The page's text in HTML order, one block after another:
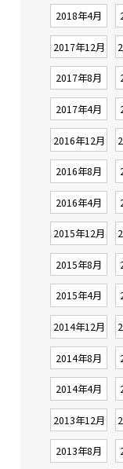
2018年4月
2017年12月
2017年8月
2017年4月
2016年12月
2016年8月
2016年4月
2015年12月
2015年8月
2015年4月
2014年12月
2014年8月
2014年4月
2013年12月
2013年8月